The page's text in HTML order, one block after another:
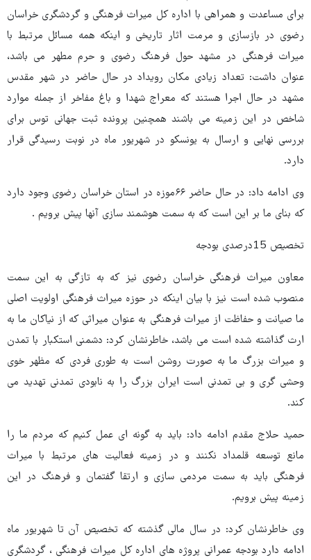
برای مساعدت و همراهی با اداره کل میراث فرهنگی و گردشگری خراسان
رضوی در بازسازی و مرمت اثار تاریخی و اینکه همه مسائل مرتبط با
میراث فرهنگی در مشهد حول فرهنگ رضوی و حرم مطهر می باشد،
عنوان داشت: تعداد زیادی مکان رویداد در حال حاضر در شهر مقدس
مشهد در حال اجرا هستند که معراج شهدا و باغ مفاخر از جمله موارد
شاخص در این زمینه می باشند همچنین پرونده ثبت جهانی توس برای
بررسی نهایی و ارسال به یونسکو در شهریور ماه در نوبت رسیدگی قرار
دارد.
وی ادامه داد: در حال حاضر ۶۶موزه در استان خراسان رضوی وجود دارد
که بنای ما بر این است که به سمت هوشمند سازی آنها پیش برویم .
تخصیص 15درصدی بودجه
معاون میراث فرهنگی خراسان رضوی نیز که به تازگی به این سمت
منصوب شده است نیز با بیان اینکه در حوزه میراث فرهنگی اولویت اصلی
ما صیانت و حفاظت از میراث فرهنگی به عنوان میراثی که از نیاکان ما به
ارث گذاشته شده است می باشد، خاطرنشان کرد: دشمنی استکبار با تمدن
و میراث بزرگ ما به صورت روشن است به طوری فردی که مظهر خوی
وحشی گری و بی تمدنی است ایران بزرگ را به نابودی تمدنی تهدید می
کند.
حمید حلاج مقدم ادامه داد: باید به گونه ای عمل کنیم که مردم ما را
مانع توسعه قلمداد نکنند و در زمینه فعالیت های مرتبط با میراث
فرهنگی باید به سمت مردمی سازی و ارتقا گفتمان و فرهنگ در این
زمینه پیش برویم.
وی خاطرنشان کرد: در سال مالی گذشته که تخصیص آن تا شهریور ماه
ادامه دارد بودجه عمرانی پروژه های اداره کل میراث فرهنگی ، گردشگری